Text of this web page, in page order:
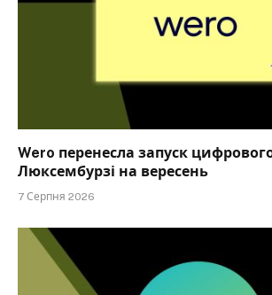
Wero перенесла запуск
Люксембурзі на вересень
7 Серпня 2026